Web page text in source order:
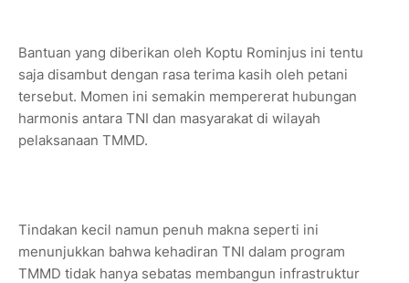
Bantuan yang diberikan oleh Koptu Rominjus ini tentu
saja disambut dengan rasa terima kasih oleh petani
tersebut. Momen ini semakin mempererat hubungan
harmonis antara TNI dan masyarakat di wilayah
pelaksanaan TMMD.
Tindakan kecil namun penuh makna seperti ini
menunjukkan bahwa kehadiran TNI dalam program
TMMD tidak hanya sebatas membangun infrastruktur